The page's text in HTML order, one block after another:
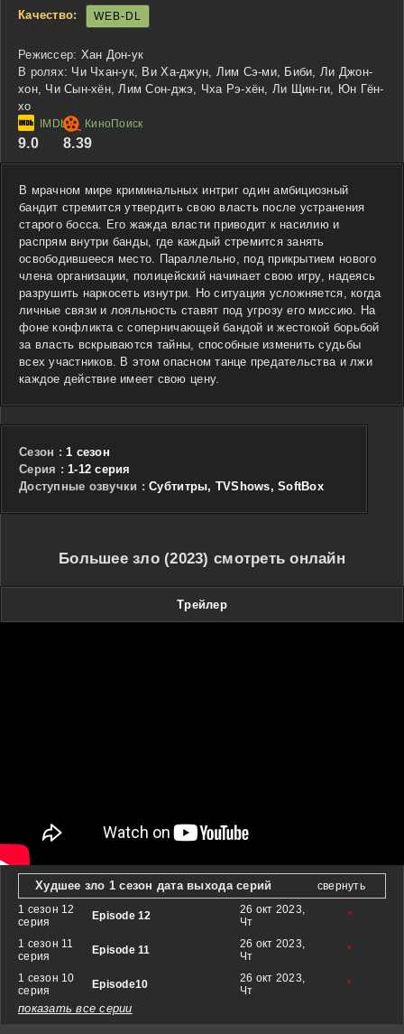
Качество: WEB-DL
Режиссер: Хан Дон-ук
В ролях: Чи Чхан-ук, Ви Ха-джун, Лим Сэ-ми, Биби, Ли Джон-
хон, Чи Сын-хён, Лим Сон-джэ, Чха Рэ-хён, Ли Щин-ги, Юн Гён-
хо
9.0 8.39
В мрачном мире криминальных интриг один амбициозный
бандит стремится утвердить свою власть после устранения
старого босса. Его жажда власти приводит к насилию и
распрям внутри банды, где каждый стремится занять
освободившееся место. Параллельно, под прикрытием нового
члена организации, полицейский начинает свою игру, надеясь
разрушить наркосеть изнутри. Но ситуация усложняется, когда
личные связи и лояльность ставят под угрозу его миссию. На
фоне конфликта с соперничающей бандой и жестокой борьбой
за власть вскрываются тайны, способные изменить судьбы
всех участников. В этом опасном танце предательства и лжи
каждое действие имеет свою цену.
Сезон : 1 сезон
Cерия : 1-12 серия
Доступные озвучки : Субтитры, TVShows, SoftBox
Большее зло (2023) смотреть онлайн
Трейлер
Худшее зло 1 сезон дата выхода серий
свернуть
1 сезон 12
серия
Episode 12
26 окт 2023,
Чт
*
1 сезон 11
серия
Episode 11
26 окт 2023,
Чт
*
1 сезон 10
серия
Episode10
26 окт 2023,
Чт
*
показать все серии